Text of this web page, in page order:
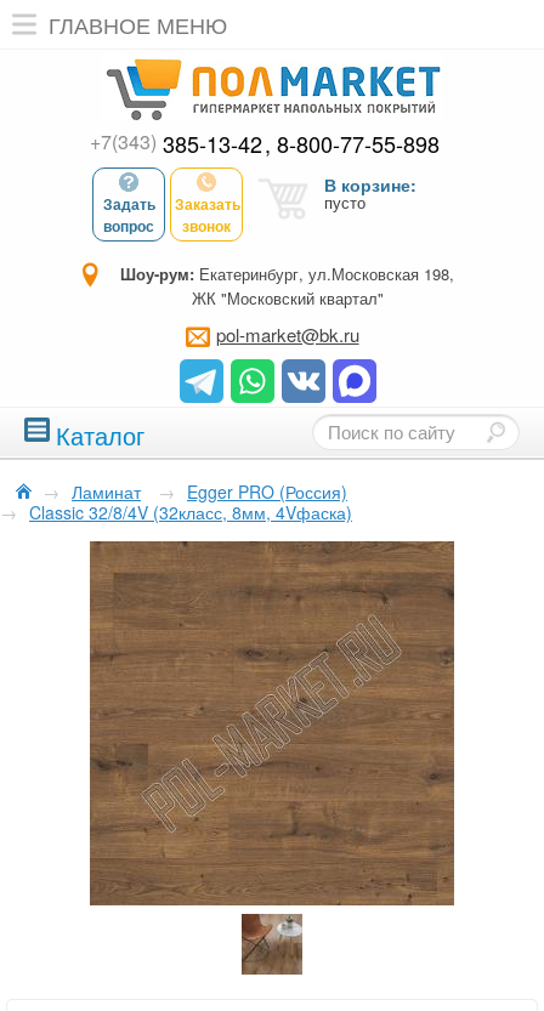
ГЛАВНОЕ МЕНЮ
+7(343) 385-13-42 8-800-77-55-898
Задать
вопрос
Заказать
звонок
В корзине:
пусто
Шоу-рум: Екатеринбург, ул.Московская 198,
ЖК "Московский квартал"
pol-market@bk.ru
Каталог
→ Ламинат → Egger PRO (Россия)
→ Classic 32/8/4V (32класс, 8мм, 4Vфаска)